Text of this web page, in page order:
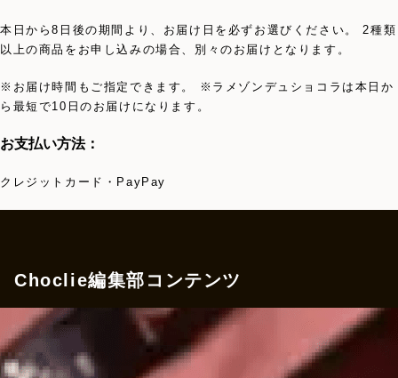
本日から8日後の期間より、お届け日を必ずお選びください。 2種類
以上の商品をお申し込みの場合、別々のお届けとなります。
※お届け時間もご指定できます。 ※ラメゾンデュショコラは本日か
ら最短で10日のお届けになります。
お支払い方法：
クレジットカード・PayPay
Choclie編集部コンテンツ